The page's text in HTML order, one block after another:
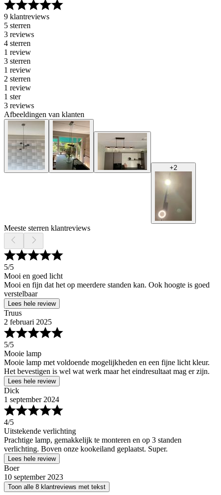
9 klantreviews
5 sterren
3 reviews
4 sterren
1 review
3 sterren
1 review
2 sterren
1 review
1 ster
3 reviews
Afbeeldingen van klanten
+2
Meeste sterren klantreviews
5/5
Mooi en goed licht
Mooi en fijn dat het op meerdere standen kan. Ook hoogte is goed
verstelbaar
Lees hele review
Truus
2 februari 2025
5/5
Mooie lamp
Mooie lamp met voldoende mogelijkheden en een fijne licht kleur.
Het bevestigen is wel wat werk maar het eindresultaat mag er zijn.
Lees hele review
Dick
1 september 2024
4/5
Uitstekende verlichting
Prachtige lamp, gemakkelijk te monteren en op 3 standen
verlichting. Boven onze kookeiland geplaatst. Super.
Lees hele review
Boer
10 september 2023
Toon alle 8 klantreviews met tekst